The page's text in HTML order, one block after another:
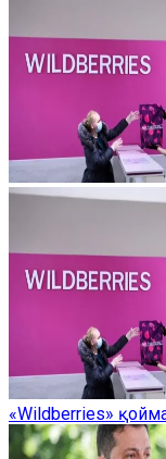
«Wildberries»